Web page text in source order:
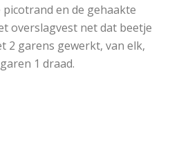
en de gehaakte
overslagvest net dat beetje
2 garens gewerkt, van elk,
1 draad.